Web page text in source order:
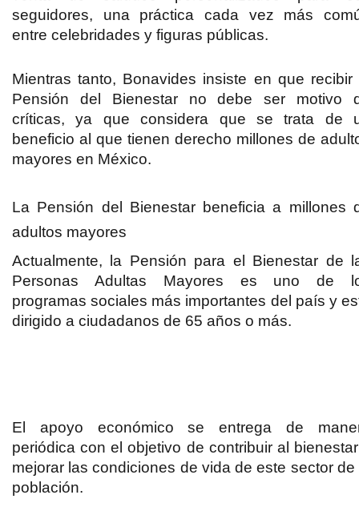
seguidores, una práctica cada vez más
entre celebridades y figuras públicas.
Mientras tanto, Bonavides insiste en que recibir
Pensión del Bienestar no debe ser motivo
críticas, ya que considera que se trata de
beneficio al que tienen derecho millones de
mayores en México.
La Pensión del Bienestar beneficia a millones
adultos mayores
Actualmente, la Pensión para el Bienestar de
Personas Adultas Mayores es uno de
programas sociales más importantes del país y
dirigido a ciudadanos de 65 años o más.
El apoyo económico se entrega de
periódica con el objetivo de contribuir al
mejorar las condiciones de vida de este sector de
población.